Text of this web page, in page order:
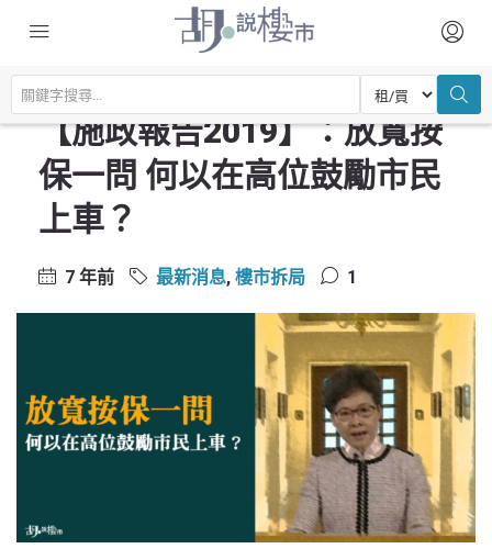
主頁
【施政報告2019】：放寬按保一問 何以在高位鼓勵市民上車？
【施政報告2019】：放寬按
保一問 何以在高位鼓勵市民
上車？
7 年前 最新消息, 樓市拆局 1